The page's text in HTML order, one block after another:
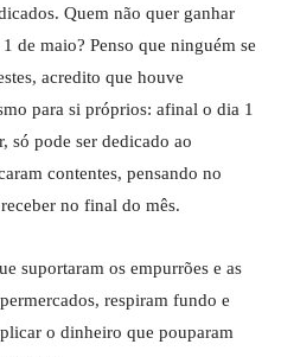
Quem não quer ganhar
de maio? Penso que ninguém se
acredito que houve
para si próprios: afinal o dia 1
só pode ser dedicado ao
contentes, pensando no
no final do mês.
suportaram os empurrões e as
respiram fundo e
o dinheiro que pouparam